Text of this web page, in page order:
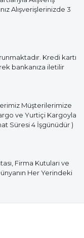
Alışverişlerinizde 3
Kredi kartı
bankanıza iletilir
Müşterilerimize
ve Yurtiçi Kargoyla
Süresi 4 İşgünüdür )
Firma Kutuları ve
Her Yerindeki